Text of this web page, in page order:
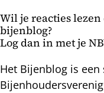
Wil je reacties
bijenblog?
Log dan in met je
Het Bijenblog is